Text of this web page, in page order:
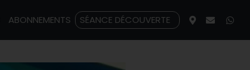
ABONNEMENTS SÉANCE DÉCOUVERTE